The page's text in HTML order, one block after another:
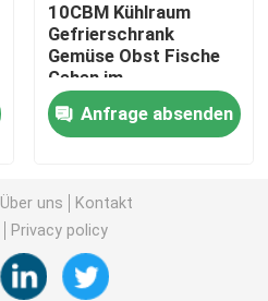
10CBM Kühlraum
Gefrierschrank
Gemüse Obst Fische
Gehen im
Gefrierschrank Hohe
Kapazität
Anfrage absenden
Über uns
Kontakt
Privacy policy